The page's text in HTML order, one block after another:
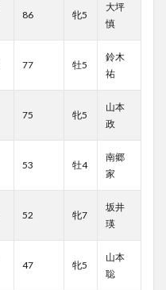
86 牝5
大坪
慎
77 牡5
鈴木
祐
75 牝5
山本
政
53 牡4
南郷
家
52 牝7
坂井
瑛
47 牝5
山本
聡